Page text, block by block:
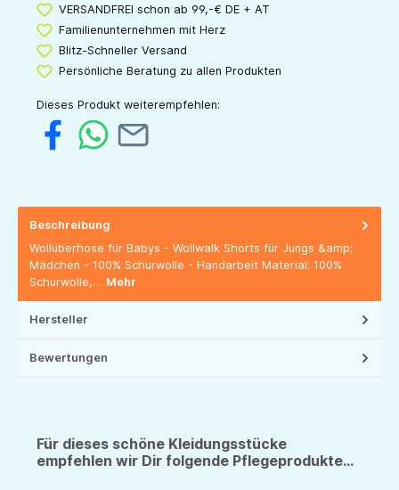
VERSANDFREI schon ab 99,-€ DE + AT
Familienunternehmen mit Herz
Blitz-Schneller Versand
Persönliche Beratung zu allen Produkten
Dieses Produkt weiterempfehlen:
Beschreibung
Wollüberhose für Babys - Wollwalk Shorts für Jungs &amp;
Mädchen - 100% Schurwolle - Handarbeit Material: 100%
Schurwolle,… Mehr
Hersteller
Bewertungen
Für dieses schöne Kleidungsstücke
empfehlen wir Dir folgende Pflegeprodukte...